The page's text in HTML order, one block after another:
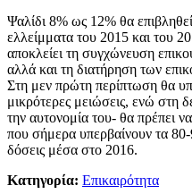
Ψαλίδι 8% ως 12% θα επιβληθεί
ελλείμματα του 2015 και του
αποκλείει τη συγχώνευση
αλλά και τη διατήρηση των
Στη μεν πρώτη περίπτωση θα
μικρότερες μειώσεις, ενώ στη
την αυτονομία του- θα πρέπει
που σήμερα υπερβαίνουν τα
δόσεις μέσα στο 2016.
Κατηγορία: Επικαιρότητα